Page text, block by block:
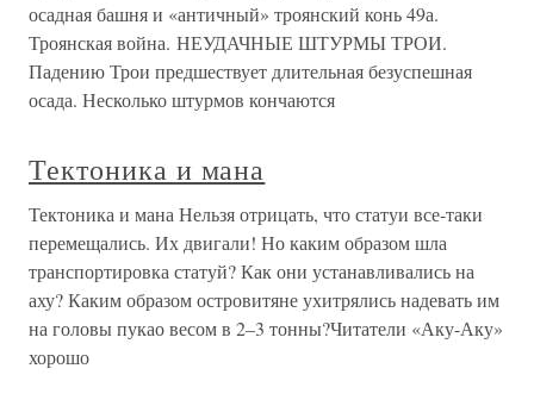
осадная башня и «античный» троянский конь 49а.
Троянская война. НЕУДАЧНЫЕ ШТУРМЫ ТРОИ.
Падению Трои предшествует длительная безуспешная
осада. Несколько штурмов кончаются
Тектоника и мана
Тектоника и мана Нельзя отрицать, что статуи все-таки
перемещались. Их двигали! Но каким образом шла
транспортировка статуй? Как они устанавливались на
аху? Каким образом островитяне ухитрялись надевать им
на головы пукао весом в 2–3 тонны?Читатели «Аку-Аку»
хорошо